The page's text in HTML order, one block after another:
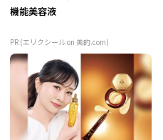
機能美容液
PR (エリクシール on 美的.com)